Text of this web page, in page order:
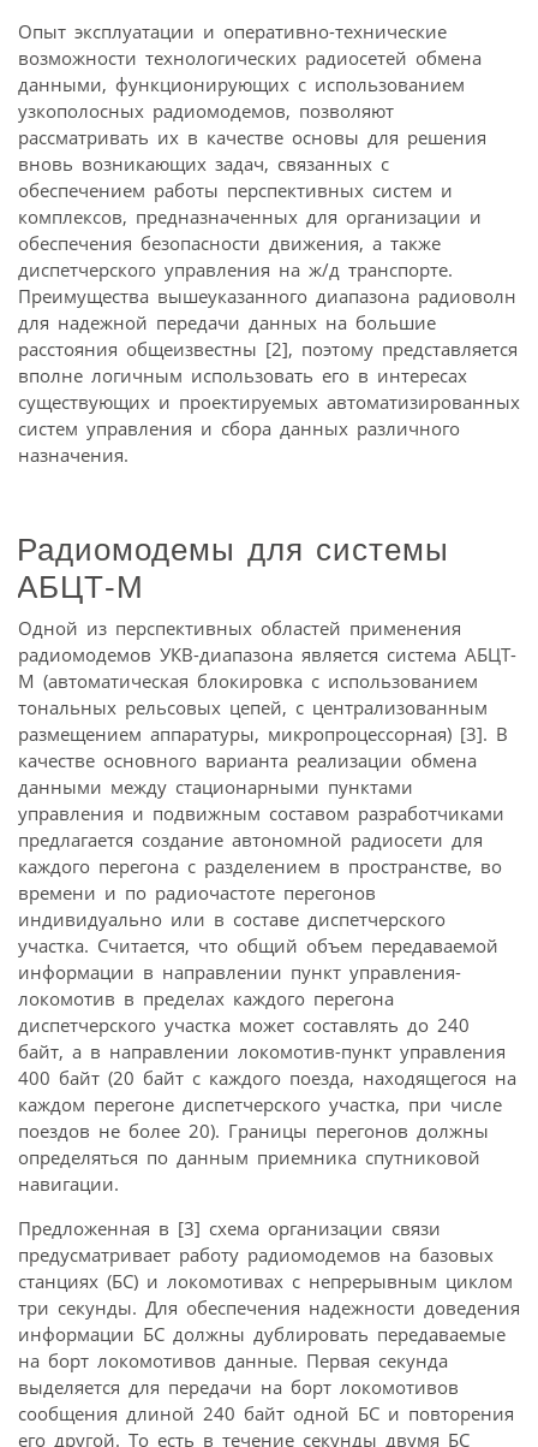
Опыт эксплуатации и оперативно-технические
возможности технологических радиосетей обмена
данными, функционирующих с использованием
узкополосных радиомодемов, позволяют
рассматривать их в качестве основы для решения
вновь возникающих задач, связанных с
обеспечением работы перспективных систем и
комплексов, предназначенных для организации и
обеспечения безопасности движения, а также
диспетчерского управления на ж/д транспорте.
Преимущества вышеуказанного диапазона радиоволн
для надежной передачи данных на большие
расстояния общеизвестны [2], поэтому представляется
вполне логичным использовать его в интересах
существующих и проектируемых автоматизированных
систем управления и сбора данных различного
назначения.
Радиомодемы для системы
АБЦТ-М
Одной из перспективных областей применения
радиомодемов УКВ-диапазона является система АБЦТ-
М (автоматическая блокировка с использованием
тональных рельсовых цепей, с централизованным
размещением аппаратуры, микропроцессорная) [3]. В
качестве основного варианта реализации обмена
данными между стационарными пунктами
управления и подвижным составом разработчиками
предлагается создание автономной радиосети для
каждого перегона с разделением в пространстве, во
времени и по радиочастоте перегонов
индивидуально или в составе диспетчерского
участка. Считается, что общий объем передаваемой
информации в направлении пункт управления-
локомотив в пределах каждого перегона
диспетчерского участка может составлять до 240
байт, а в направлении локомотив-пункт управления
400 байт (20 байт с каждого поезда, находящегося на
каждом перегоне диспетчерского участка, при числе
поездов не более 20). Границы перегонов должны
определяться по данным приемника спутниковой
навигации.
Предложенная в [3] схема организации связи
предусматривает работу радиомодемов на базовых
станциях (БС) и локомотивах с непрерывным циклом
три секунды. Для обеспечения надежности доведения
информации БС должны дублировать передаваемые
на борт локомотивов данные. Первая секунда
выделяется для передачи на борт локомотивов
сообщения длиной 240 байт одной БС и повторения
его другой. То есть в течение секунды двумя БС